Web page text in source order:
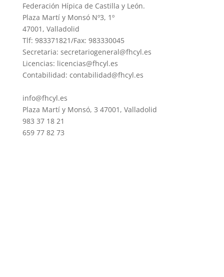
Federación Hípica de Castilla y León.
Plaza Martí y Monsó Nº3, 1º
47001, Valladolid
Tlf: 983371821/Fax: 983330045
Secretaria: secretariogeneral@fhcyl.es
Licencias: licencias@fhcyl.es
Contabilidad: contabilidad@fhcyl.es
info@fhcyl.es
Plaza Martí y Monsó, 3 47001, Valladolid
983 37 18 21
659 77 82 73